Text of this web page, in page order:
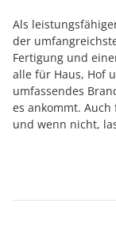
Als
der
Fertigung und
alle für Haus, Hof
umfassendes
es ankommt.
und wenn nicht,